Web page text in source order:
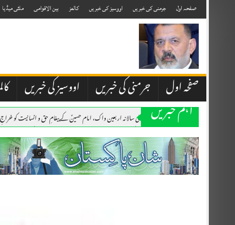
to
content
صفحہ اول جرمنی کی خبریں اووسیز کی خبریں کالمز بین الاقوامی ملٹی میڈیا
صفحہ اول جرمنی کی خبریں اووسیز کی خبریں
اہم خبریں
-,-فرینکفرٹ میں چھٹی سالانہ اربعین واک، امام حسینؑ کے پیغامِ حق و انسانیت کو
۔،۔ جرمنی کے شہر فرینکفرٹ میں منہاج اسلامک سینٹر کے نئے مرکز کا بابرکت